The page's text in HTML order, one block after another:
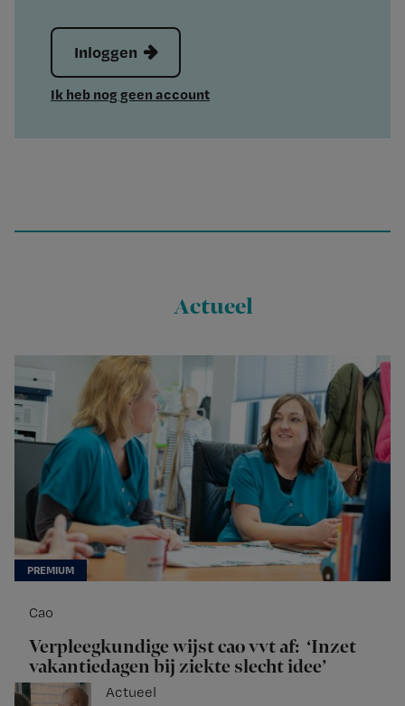
Inloggen
Ik heb nog geen account
Actueel
Cao
Verpleegkundige wijst cao vvt af: ‘Inzet
vakantiedagen bij ziekte slecht idee’
Actueel